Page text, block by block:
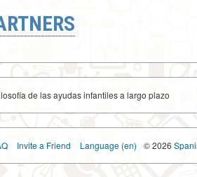
de las ayudas infantiles a largo plazo
Invite a Friend Language (en) © 2026